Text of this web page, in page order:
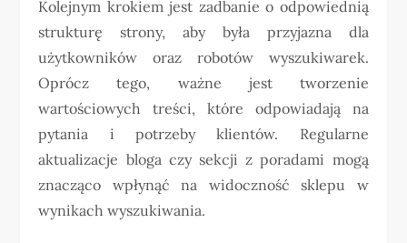
Kolejnym krokiem jest zadbanie o odpowiednią
strukturę strony, aby była przyjazna dla
użytkowników oraz robotów wyszukiwarek.
Oprócz tego, ważne jest tworzenie
wartościowych treści, które odpowiadają na
pytania i potrzeby klientów. Regularne
aktualizacje bloga czy sekcji z poradami mogą
znacząco wpłynąć na widoczność sklepu w
wynikach wyszukiwania.